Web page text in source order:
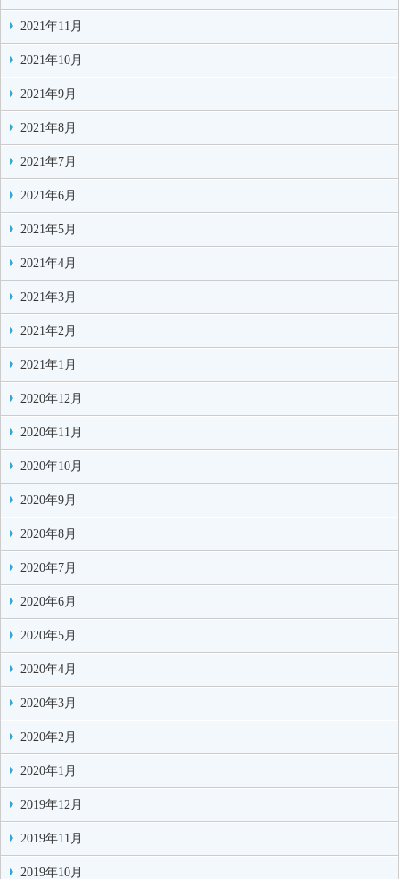
2021年11月
2021年10月
2021年9月
2021年8月
2021年7月
2021年6月
2021年5月
2021年4月
2021年3月
2021年2月
2021年1月
2020年12月
2020年11月
2020年10月
2020年9月
2020年8月
2020年7月
2020年6月
2020年5月
2020年4月
2020年3月
2020年2月
2020年1月
2019年12月
2019年11月
2019年10月